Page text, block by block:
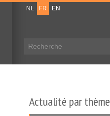
NL FR
EN
Actualité par thème